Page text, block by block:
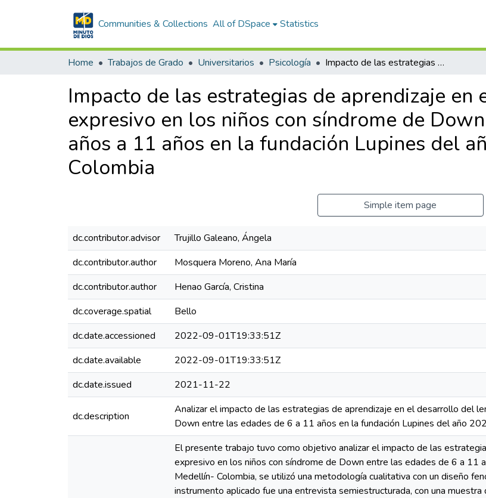
Communities & Collections All of DSpace Statistics
Home Trabajos de Grado Universitarios Psicología Impacto de las estrategias de aprendizaje en el desarrollo del lenguaje expresivo en los niños con síndrome de Down entre las edades de 6 años a 11 años en la fundación Lupines del año 2021-2 en Medellín- Colombia
Impacto de las estrategias de aprendizaje
expresivo en los niños con síndrome de
años a 11 años en la fundación Lupines del
Colombia
Simple item page
dc.contributor.advisor
Trujillo Galeano, Ángela
dc.contributor.author
Mosquera Moreno, Ana María
dc.contributor.author
Henao García, Cristina
dc.coverage.spatial
Bello
dc.date.accessioned
2022-09-01T19:33:51Z
dc.date.available
2022-09-01T19:33:51Z
dc.date.issued
2021-11-22
dc.description
Analizar el impacto de las estrategias de aprendizaje en el desarrollo del
Down entre las edades de 6 a 11 años en la fundación Lupines del año
El presente trabajo tuvo como objetivo analizar el impacto de las
expresivo en los niños con síndrome de Down entre las edades de 6 a 11
Medellín- Colombia, se utilizó una metodología cualitativa con un diseño
instrumento aplicado fue una entrevista semiestructurada, con una